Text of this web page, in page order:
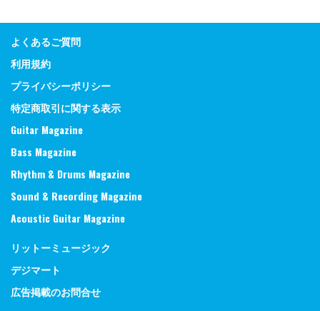
よくあるご質問
利用規約
プライバシーポリシー
特定商取引に関する表示
Guitar Magazine
Bass Magazine
Rhythm & Drums Magazine
Sound & Recording Magazine
Acoustic Guitar Magazine
リットーミュージック
デジマート
広告掲載のお問合せ